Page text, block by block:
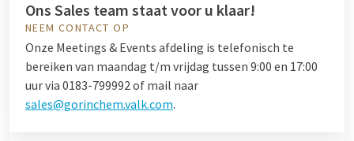
Ons Sales team staat voor u klaar!
NEEM CONTACT OP
Onze Meetings & Events afdeling is telefonisch te
bereiken van maandag t/m vrijdag tussen 9:00 en 17:00
uur via 0183-799992 of mail naar
sales@gorinchem.valk.com.